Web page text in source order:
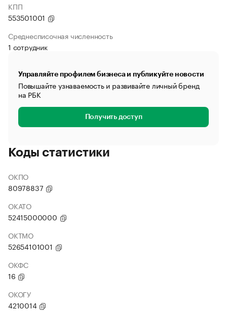
КПП
553501001
Среднесписочная численность
1 сотрудник
Управляйте профилем бизнеса и публикуйте новости
Повышайте узнаваемость и развивайте личный бренд
на РБК
Получить доступ
Коды статистики
ОКПО
80978837
ОКАТО
52415000000
ОКТМО
52654101001
ОКФС
16
ОКОГУ
4210014